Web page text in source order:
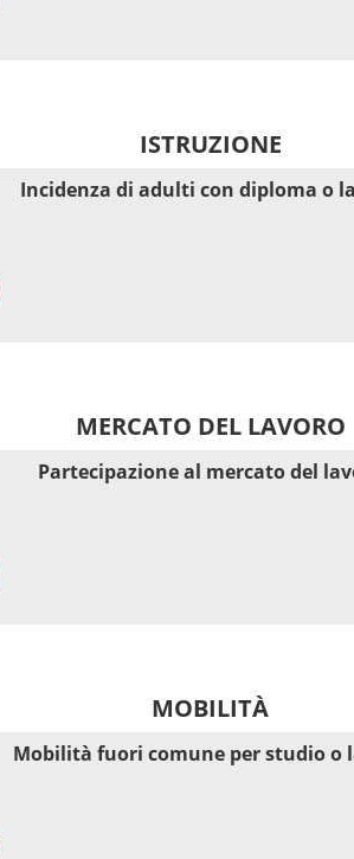
ISTRUZIONE
Incidenza di adulti con diploma o
MERCATO DEL LAVORO
Partecipazione al mercato del
MOBILITÀ
Mobilità fuori comune per studio o